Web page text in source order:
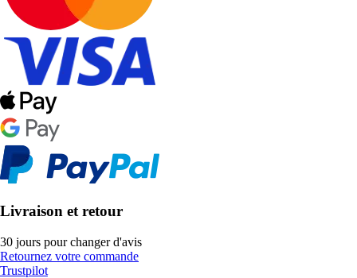
Livraison et retour
30 jours pour changer d'avis
Retournez votre commande
Trustpilot